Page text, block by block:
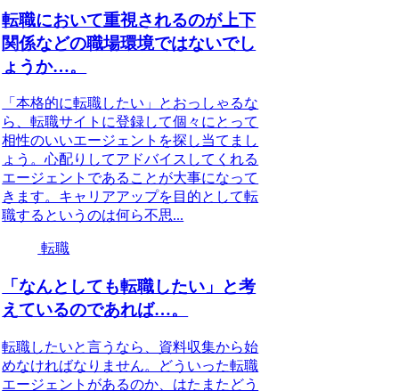
転職において重視されるのが上下
関係などの職場環境ではないでし
ょうか…。
「本格的に転職したい」とおっしゃるな
ら、転職サイトに登録して個々にとって
相性のいいエージェントを探し当てまし
ょう。心配りしてアドバイスしてくれる
エージェントであることが大事になって
きます。キャリアアップを目的として転
職するというのは何ら不思...
転職
「なんとしても転職したい」と考
えているのであれば…。
転職したいと言うなら、資料収集から始
めなければなりません。どういった転職
エージェントがあるのか、はたまたどう